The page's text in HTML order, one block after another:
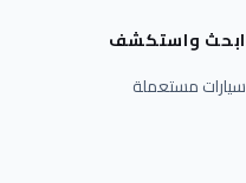
ابحث واستكشف
سيارات مستعملة